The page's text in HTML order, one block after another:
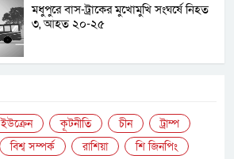
মধুপুরে বাস-ট্রাকের মুখোমুখি সংঘর্ষে নিহত
৩, আহত ২০-২৫
ইউক্রেন কূটনীতি চীন
ট্রাম্প
বিশ্ব সম্পর্ক রাশিয়া শি জিনপিং